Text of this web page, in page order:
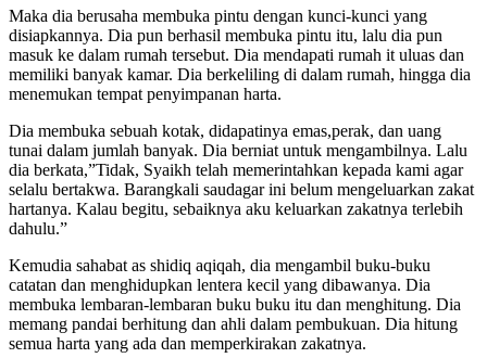
Maka dia berusaha membuka pintu dengan kunci-kunci yang
disiapkannya. Dia pun berhasil membuka pintu itu, lalu dia pun
masuk ke dalam rumah tersebut. Dia mendapati rumah it uluas dan
memiliki banyak kamar. Dia berkeliling di dalam rumah, hingga dia
menemukan tempat penyimpanan harta.
Dia membuka sebuah kotak, didapatinya emas,perak, dan uang
tunai dalam jumlah banyak. Dia berniat untuk mengambilnya. Lalu
dia berkata,”Tidak, Syaikh telah memerintahkan kepada kami agar
selalu bertakwa. Barangkali saudagar ini belum mengeluarkan zakat
hartanya. Kalau begitu, sebaiknya aku keluarkan zakatnya terlebih
dahulu.”
Kemudia sahabat as shidiq aqiqah, dia mengambil buku-buku
catatan dan menghidupkan lentera kecil yang dibawanya. Dia
membuka lembaran-lembaran buku buku itu dan menghitung. Dia
memang pandai berhitung dan ahli dalam pembukuan. Dia hitung
semua harta yang ada dan memperkirakan zakatnya.